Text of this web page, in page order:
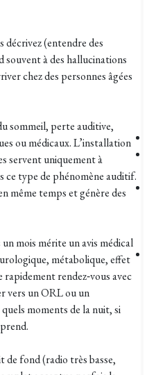
(entendre des
à des hallucinations
chez des personnes âgées
sommeil, perte auditive,
ou médicaux. L’installation
servent uniquement à
ce type de phénomène auditif.
même temps et génère des
mois mérite un avis médical
métabolique, effet
rendez‑vous avec
vers un ORL ou un
moments de la nuit, si
de fond (radio très basse,